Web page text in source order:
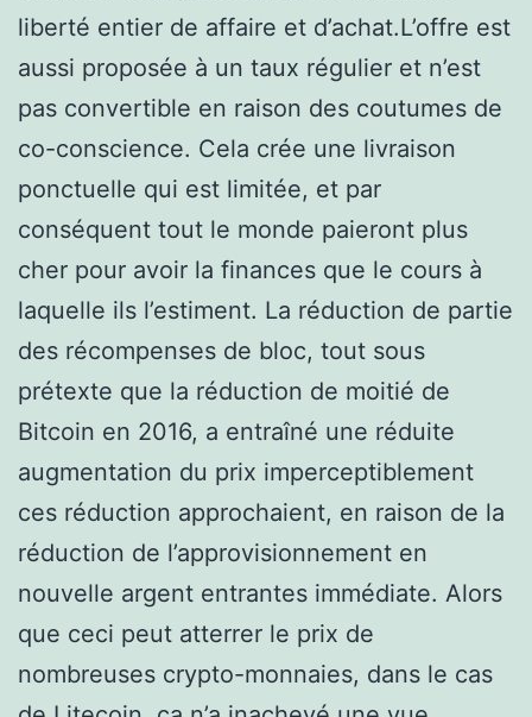
liberté entier de affaire et d’achat.L’offre est
aussi proposée à un taux régulier et n’est
pas convertible en raison des coutumes de
co-conscience. Cela crée une livraison
ponctuelle qui est limitée, et par
conséquent tout le monde paieront plus
cher pour avoir la finances que le cours à
laquelle ils l’estiment. La réduction de partie
des récompenses de bloc, tout sous
prétexte que la réduction de moitié de
Bitcoin en 2016, a entraîné une réduite
augmentation du prix imperceptiblement
ces réduction approchaient, en raison de la
réduction de l’approvisionnement en
nouvelle argent entrantes immédiate. Alors
que ceci peut atterrer le prix de
nombreuses crypto-monnaies, dans le cas